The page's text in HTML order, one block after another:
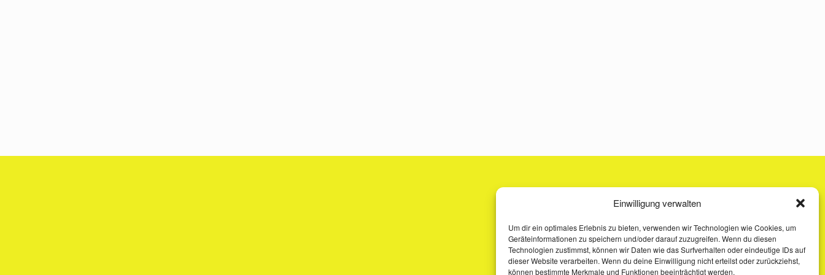
Einwilligung verwalten
Um dir ein optimales Erlebnis zu bieten, verwenden wir Technologien wie Cookies, um
Geräteinformationen zu speichern und/oder darauf zuzugreifen. Wenn du diesen
Technologien zustimmst, können wir Daten wie das Surfverhalten oder eindeutige IDs auf
dieser Website verarbeiten. Wenn du deine Einwilligung nicht erteilst oder zurückziehst,
können bestimmte Merkmale und Funktionen beeinträchtigt werden.